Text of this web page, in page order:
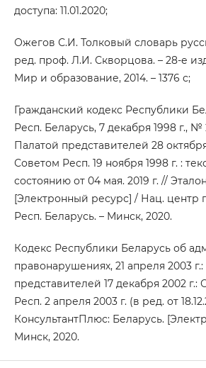
доступа: 11.01.2020;
Ожегов С.И. Толковый словарь
ред. проф. Л.И. Скворцова. – 28-е
Мир и образование, 2014. – 1376 с;
Гражданский кодекс Республики
Респ. Беларусь, 7 декабря 1998 г., №
Палатой представителей 28
Советом Респ. 19 ноября 1998 г. :
состоянию от 04 мая. 2019 г. //
[Электронный ресурс] / Нац. центр
Респ. Беларусь. – Минск, 2020.
Кодекс Республики Беларусь об
правонарушениях, 21 апреля 2003
представителей 17 декабря 2002
Респ. 2 апреля 2003 г. (в ред. от
КонсультантПлюс: Беларусь.
Минск, 2020.